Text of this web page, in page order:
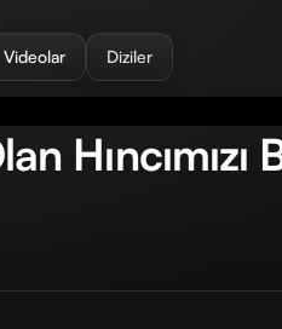
Videolar Diziler